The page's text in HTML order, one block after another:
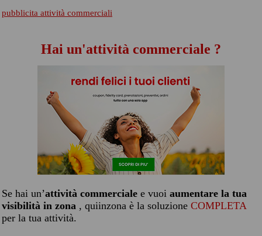
pubblicita attività commerciali
Hai un'attività commerciale ?
Se hai un’attività commerciale e vuoi aumentare la tua
visibilità in zona , quiinzona è la soluzione COMPLETA
per la tua attività.